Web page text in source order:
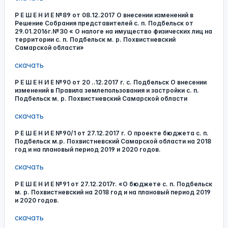
Р Е Ш Е Н И Е №89 от 08.12.2017 О внесении изменений в
Решение Собрания представителей с. п. Подбельск от
29.01.2016г.№30 « О налоге на имущество физических лиц на
территории с. п. Подбельск м. р. Похвистневский
Самарской области»
скачать
Р Е Ш Е Н И Е №90 от 20 ..12.2017 г. с. Подбельск О внесении
изменений в Правила землепользования и застройки с. п.
Подбельск м. р. Похвистневский Самарской области
скачать
Р Е Ш Е Н И Е №90/1 от 27.12.2017 г. О проекте бюджета с. п.
Подбельск м.р. Похвистневский Самарской области на 2018
год и на плановый период 2019 и 2020 годов.
скачать
Р Е Ш Е Н И Е №91 от 27.12.2017г. «О бюджете с. п. Подбельск
м. р. Похвистневский на 2018 год и на плановый период 2019
и 2020 годов.
скачать